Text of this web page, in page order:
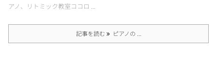
アノ、リトミック教室ココロ ...
記事を読む ピアノの ...